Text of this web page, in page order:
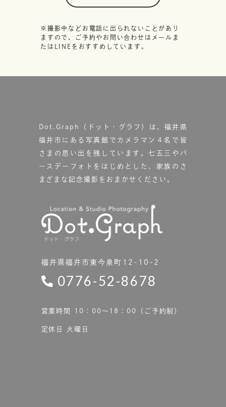
※撮影中などお電話に出られないことがあり
ますので、ご予約やお問い合わせはメールま
たはLINEをおすすめしています。
Dot.Graph（ドット・グラフ）は、福井県
福井市にある写真館で カメラマン４名で皆
さまの思い出を残しています。七五三やバ
ースデーフォトをはじめとした、家族のさ
まざまな記念撮影をおまかせください。
福井県福井市東今泉町12-10-2
0776-52-8678
営業時間 10：00〜18：00（ご予約制）
定休日 火曜日